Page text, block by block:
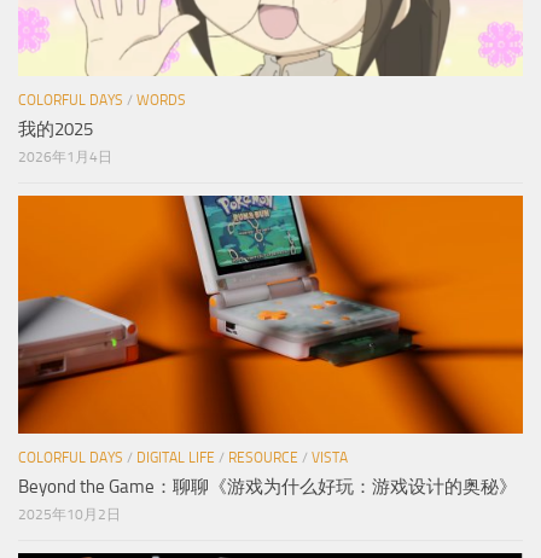
COLORFUL DAYS / WORDS
我的2025
2026年1月4日
COLORFUL DAYS / DIGITAL LIFE / RESOURCE / VISTA
Beyond the Game：聊聊《游戏为什么好玩：游戏设计的奥秘》
2025年10月2日